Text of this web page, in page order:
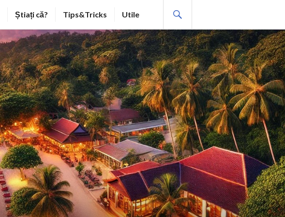
Știați că? Tips&Tricks Utile